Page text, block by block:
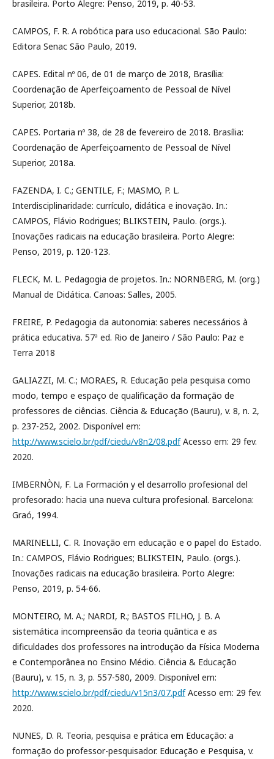
brasileira. Porto Alegre: Penso, 2019, p. 40-53.
CAMPOS, F. R. A robótica para uso educacional. São Paulo:
Editora Senac São Paulo, 2019.
CAPES. Edital nº 06, de 01 de março de 2018, Brasília:
Coordenação de Aperfeiçoamento de Pessoal de Nível
Superior, 2018b.
CAPES. Portaria nº 38, de 28 de fevereiro de 2018. Brasília:
Coordenação de Aperfeiçoamento de Pessoal de Nível
Superior, 2018a.
FAZENDA, I. C.; GENTILE, F.; MASMO, P. L.
Interdisciplinaridade: currículo, didática e inovação. In.:
CAMPOS, Flávio Rodrigues; BLIKSTEIN, Paulo. (orgs.).
Inovações radicais na educação brasileira. Porto Alegre:
Penso, 2019, p. 120-123.
FLECK, M. L. Pedagogia de projetos. In.: NORNBERG, M. (org.)
Manual de Didática. Canoas: Salles, 2005.
FREIRE, P. Pedagogia da autonomia: saberes necessários à
prática educativa. 57ª ed. Rio de Janeiro / São Paulo: Paz e
Terra 2018
GALIAZZI, M. C.; MORAES, R. Educação pela pesquisa como
modo, tempo e espaço de qualificação da formação de
professores de ciências. Ciência & Educação (Bauru), v. 8, n. 2,
p. 237-252, 2002. Disponível em:
http://www.scielo.br/pdf/ciedu/v8n2/08.pdfAcesso em: 29 fev.
2020.
IMBERNÒN, F. La Formación y el desarrollo profesional del
profesorado: hacia una nueva cultura profesional. Barcelona:
Graó, 1994.
MARINELLI, C. R. Inovação em educação e o papel do Estado.
In.: CAMPOS, Flávio Rodrigues; BLIKSTEIN, Paulo. (orgs.).
Inovações radicais na educação brasileira. Porto Alegre:
Penso, 2019, p. 54-66.
MONTEIRO, M. A.; NARDI, R.; BASTOS FILHO, J. B. A
sistemática incompreensão da teoria quântica e as
dificuldades dos professores na introdução da Física Moderna
e Contemporânea no Ensino Médio. Ciência & Educação
(Bauru), v. 15, n. 3, p. 557-580, 2009. Disponível em:
http://www.scielo.br/pdf/ciedu/v15n3/07.pdfAcesso em: 29 fev.
2020.
NUNES, D. R. Teoria, pesquisa e prática em Educação: a
formação do professor-pesquisador. Educação e Pesquisa, v.